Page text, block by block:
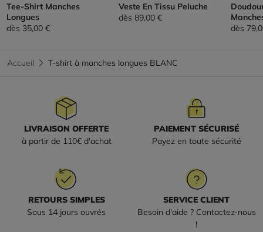
Tee-Shirt Manches
Longues
dès 35,00 €
Veste En Tissu Peluche
dès 89,00 €
dès
Accueil T-shirt à manches longues BLANC
LIVRAISON OFFERTE
à partir de 110€ d'achat
PAIEMENT SÉCURISÉ
Payez en toute sécurité
RETOURS SIMPLES
Sous 14 jours ouvrés
SERVICE CLIENT
Besoin d'aide ? Contactez-nous
!